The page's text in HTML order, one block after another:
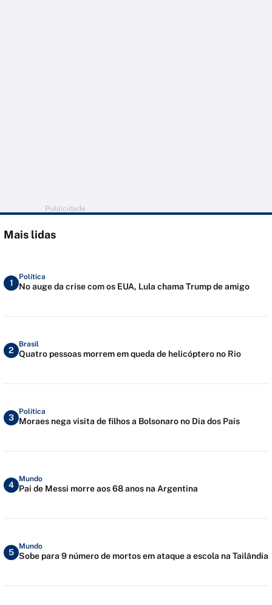
Publicidade
Mais lidas
1
Política
No auge da crise com os EUA, Lula chama Trump de amigo
2
Brasil
Quatro pessoas morrem em queda de helicóptero no Rio
3
Política
Moraes nega visita de filhos a Bolsonaro no Dia dos Pais
4
Mundo
Pai de Messi morre aos 68 anos na Argentina
5
Mundo
Sobe para 9 número de mortos em ataque a escola na Tailândia